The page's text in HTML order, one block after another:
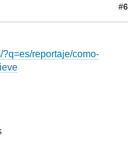
#6
reportaje/como-